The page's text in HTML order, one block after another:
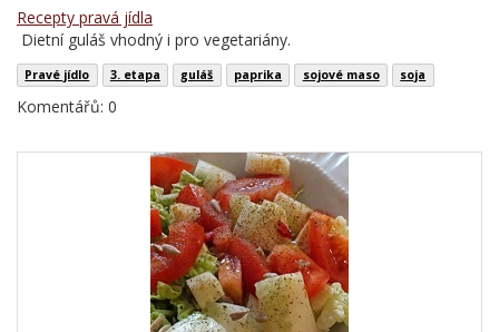
Recepty pravá jídla
Dietní guláš vhodný i pro vegetariány.
Pravé jídlo 3. etapa guláš paprika sojové maso soja
Komentářů: 0